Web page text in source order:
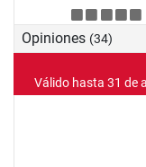
Opiniones (34)
Válido hasta 31 de